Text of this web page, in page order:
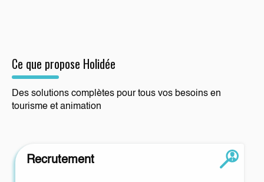
Ce que propose Holidée
Des solutions complètes pour tous vos besoins en
tourisme et animation
Recrutement